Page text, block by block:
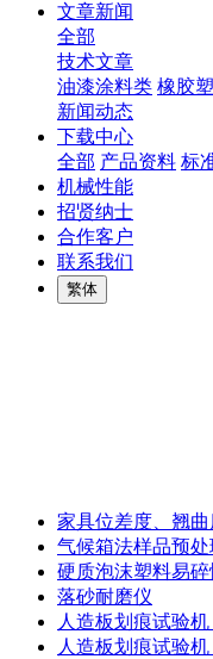
文章新闻
全部
技术文章
油漆涂料类 橡胶
新闻动态
下载中心
全部 产品资料 标
机械性能
招贤纳士
合作客户
联系我们
繁体
家具位差度、翘
气候箱法样品预
硬质泡沫塑料易
落砂耐磨仪
人造板划痕试验机
人造板划痕试验机